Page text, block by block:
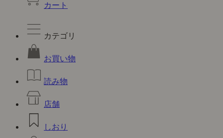
カート
カテゴリ
お買い物
読み物
店舗
しおり